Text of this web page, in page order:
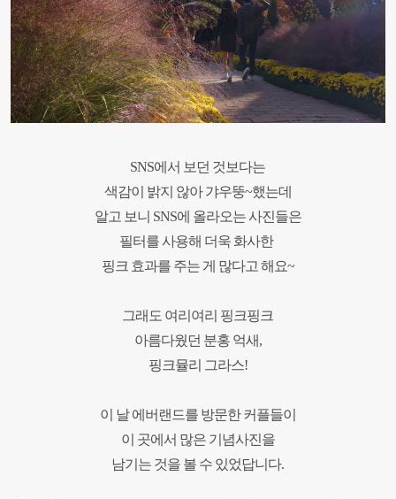
SNS에서 보던 것보다는
색감이 밝지 않아 갸우뚱~했는데
알고 보니 SNS에 올라오는 사진들은
필터를 사용해 더욱 화사한
핑크 효과를 주는 게 많다고 해요~
그래도 여리여리 핑크핑크
아름다웠던 분홍 억새,
핑크뮬리 그라스!
이 날 에버랜드를 방문한 커플들이
이 곳에서 많은 기념사진을
남기는 것을 볼 수 있었답니다.